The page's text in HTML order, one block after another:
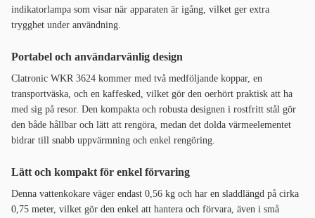
indikatorlampa som visar när apparaten är igång, vilket ger extra
trygghet under användning.
Portabel och användarvänlig design
Clatronic WKR 3624 kommer med två medföljande koppar, en
transportväska, och en kaffesked, vilket gör den oerhört praktisk att ha
med sig på resor. Den kompakta och robusta designen i rostfritt stål gör
den både hållbar och lätt att rengöra, medan det dolda värmeelementet
bidrar till snabb uppvärmning och enkel rengöring.
Lätt och kompakt för enkel förvaring
Denna vattenkokare väger endast 0,56 kg och har en sladdlängd på cirka
0,75 meter, vilket gör den enkel att hantera och förvara, även i små